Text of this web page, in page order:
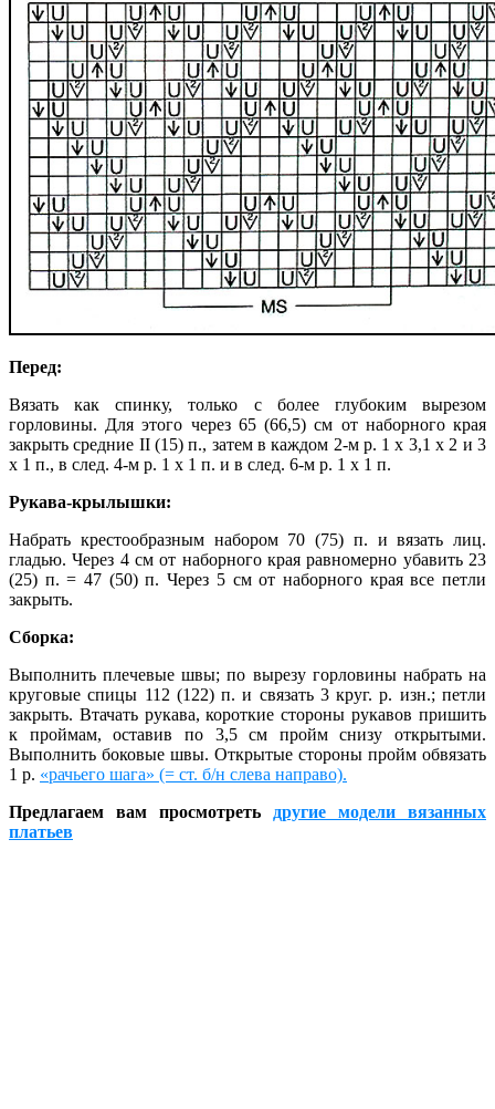
Перед:
Вязать как спинку, только с более глубоким вырезом
горловины. Для этого через 65 (66,5) см от наборного края
закрыть средние II (15) п., затем в каждом 2-м р. 1 х 3,1 х 2 и 3
х 1 п., в след. 4-м р. 1 х 1 п. и в след. 6-м р. 1 х 1 п.
Рукава-крылышки:
Набрать крестообразным набором 70 (75) п. и вязать лиц.
гладью. Через 4 см от наборного края равномерно убавить 23
(25) п. = 47 (50) п. Через 5 см от наборного края все петли
закрыть.
Сборка:
Выполнить плечевые швы; по вырезу горловины набрать на
круговые спицы 112 (122) п. и связать 3 круг. р. изн.; петли
закрыть. Втачать рукава, короткие стороны рукавов пришить
к проймам, оставив по 3,5 см пройм снизу открытыми.
Выполнить боковые швы. Открытые стороны пройм обвязать
1 р. «рачьего шага» (= ст. б/н слева направо).
Предлагаем вам просмотреть другие модели вязанных
платьев